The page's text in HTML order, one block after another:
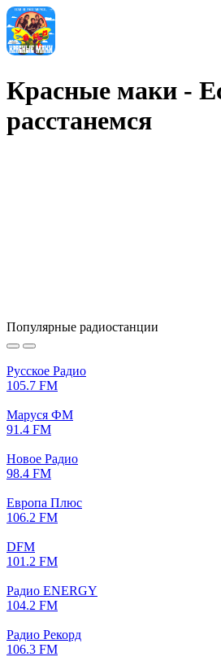
Красные маки -
расстанемся
Популярные радиостанции
Русское Радио
105.7 FM
Маруся ФМ
91.4 FM
Новое Радио
98.4 FM
Европа Плюс
106.2 FM
DFM
101.2 FM
Радио ENERGY
104.2 FM
Радио Рекорд
106.3 FM